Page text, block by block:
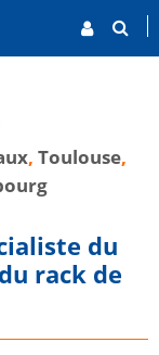
, Toulouse,
du
rack de